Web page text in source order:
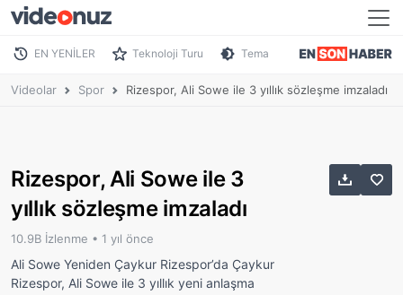
EN YENİLER Teknoloji Turu Tema
Videolar Spor Rizespor, Ali Sowe ile 3 yıllık sözleşme imzaladı
Rizespor, Ali Sowe ile 3
yıllık sözleşme imzaladı
10.9B İzlenme • 1 yıl önce
Ali Sowe Yeniden Çaykur Rizespor’da Çaykur
Rizespor, Ali Sowe ile 3 yıllık yeni anlaşma